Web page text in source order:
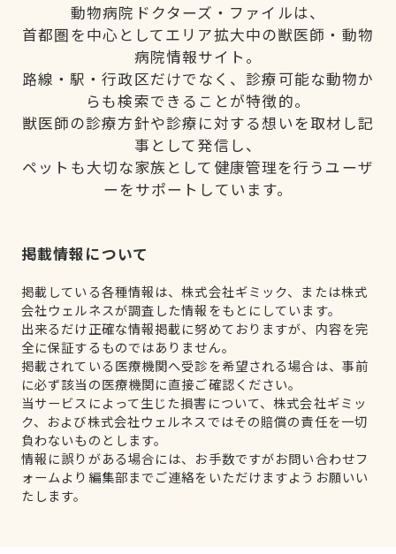
動物病院ドクターズ・ファイルは、
首都圏を中心としてエリア拡大中の獣医師・動物
病院情報サイト。
路線・駅・行政区だけでなく、診療可能な動物か
らも検索できることが特徴的。
獣医師の診療方針や診療に対する想いを取材し記
事として発信し、
ペットも大切な家族として健康管理を行うユーザ
ーをサポートしています。
掲載情報について
掲載している各種情報は、株式会社ギミック、または株式
会社ウェルネスが調査した情報をもとにしています。
出来るだけ正確な情報掲載に努めておりますが、内容を完
全に保証するものではありません。
掲載されている医療機関へ受診を希望される場合は、事前
に必ず該当の医療機関に直接ご確認ください。
当サービスによって生じた損害について、株式会社ギミッ
ク、および株式会社ウェルネスではその賠償の責任を一切
負わないものとします。
情報に誤りがある場合には、お手数ですがお問い合わせフ
ォームより編集部までご連絡をいただけますようお願いい
たします。